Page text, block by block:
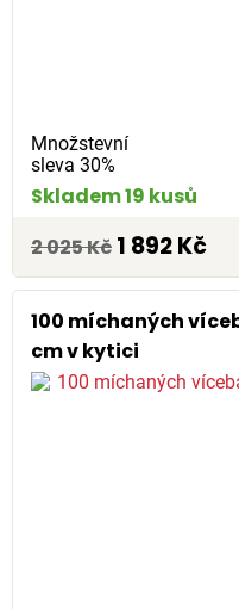
Množstevní
sleva 30%
Skladem 19 kusů
2 025 Kč 1 892 Kč
100 míchaných
cm v kytici